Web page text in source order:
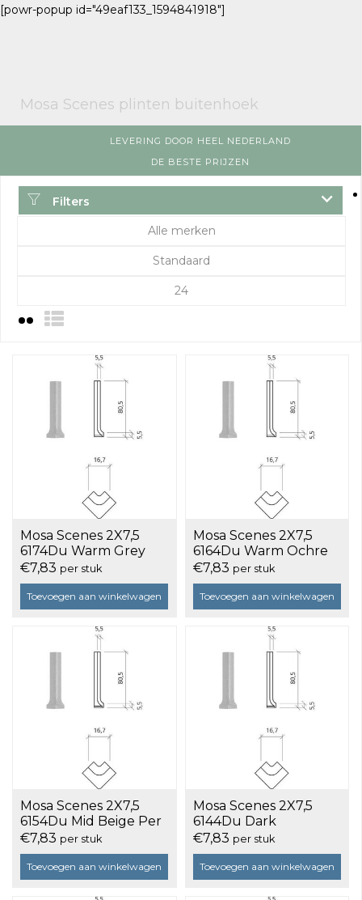
[powr-popup id="49eaf133_1594841918"]
Mosa Scenes plinten buitenhoek
LEVERING DOOR HEEL NEDERLAND
DE BESTE PRIJZEN
Filters
Alle merken
Standaard
24
Mosa Scenes 2X7,5
6174Du Warm Grey
Per Stuk
€7,83 per stuk
Toevoegen aan winkelwagen
Mosa Scenes 2X7,5
6164Du Warm Ochre
Per Stuk
€7,83 per stuk
Toevoegen aan winkelwagen
Mosa Scenes 2X7,5
6154Du Mid Beige Per
Stuk
€7,83 per stuk
Toevoegen aan winkelwagen
Mosa Scenes 2X7,5
6144Du Dark
Anthracite Per Stuk
€7,83 per stuk
Toevoegen aan winkelwagen